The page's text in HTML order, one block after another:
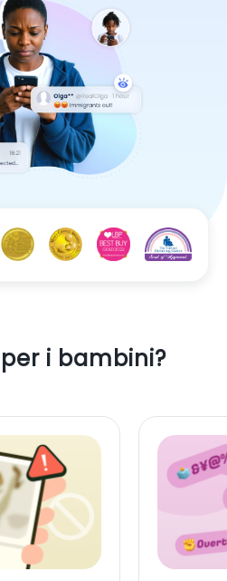
i bambini?